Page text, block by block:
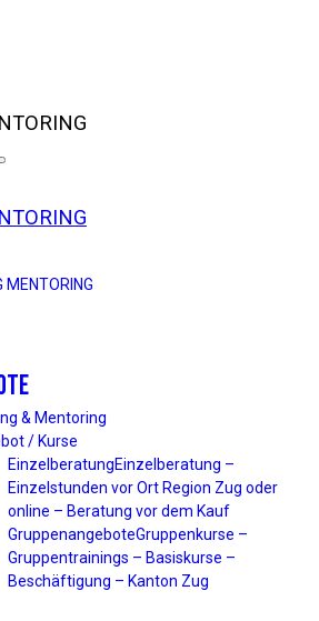
MENTORING
& Mentoring
/ Kurse
EinzelberatungEinzelberatung –
Einzelstunden vor Ort Region Zug oder
online – Beratung vor dem Kauf
GruppenangeboteGruppenkurse –
Gruppentrainings – Basiskurse –
Beschäftigung – Kanton Zug